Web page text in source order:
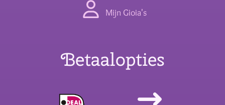
Mijn Gioia's
Betaalopties